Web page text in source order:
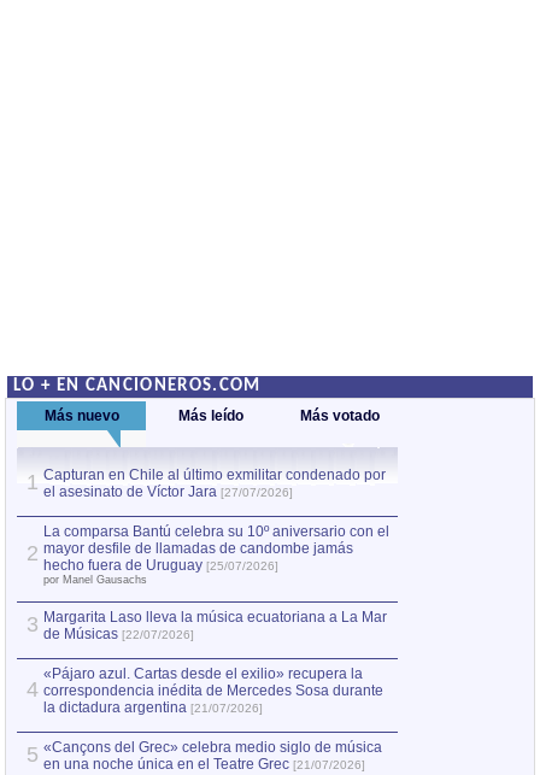
LO + EN CANCIONEROS.COM
Más nuevo Más leído Más votado
1 Capturan en Chile al último exmilitar condenado por
el asesinato de Víctor Jara [27/07/2026]
2
La comparsa Bantú celebra su 10º aniversario con el
mayor desfile de llamadas de candombe jamás
hecho fuera de Uruguay [25/07/2026]
por Manel Gausachs
3 Margarita Laso lleva la música ecuatoriana a La Mar
de Músicas [22/07/2026]
4
«Pájaro azul. Cartas desde el exilio» recupera la
correspondencia inédita de Mercedes Sosa durante
la dictadura argentina [21/07/2026]
5 «Cançons del Grec» celebra medio siglo de música
en una noche única en el Teatre Grec [21/07/2026]